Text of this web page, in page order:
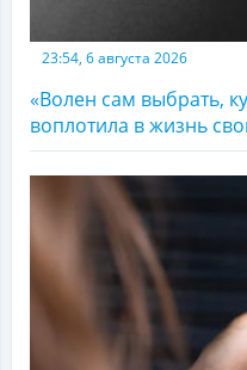
23:54, 6 августа 2026
«Волен сам выбрать,
воплотила в жизнь